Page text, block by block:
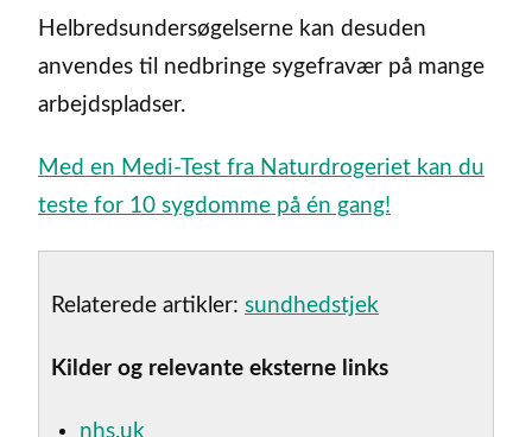
Helbredsundersøgelserne kan desuden
anvendes til nedbringe sygefravær på mange
arbejdspladser.
Med en Medi-Test fra Naturdrogeriet kan du
teste for 10 sygdomme på én gang!
Relaterede artikler: sundhedstjek
Kilder og relevante eksterne links
nhs.uk